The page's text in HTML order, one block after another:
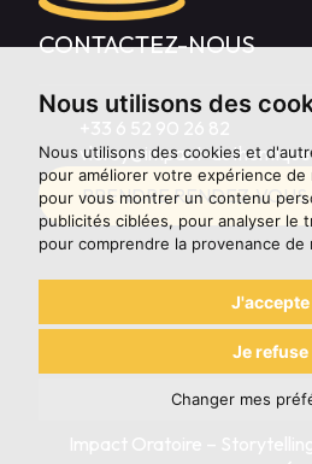
Nous utilisons des
Nous utilisons des cookies et
pour améliorer votre expérience
pour vous montrer un contenu
publicités ciblées, pour analyser le
pour comprendre la provenance de
J'accepte
Je refuse
Changer mes
CONTACTEZ-NOUS
vleroy@impact-
PRENDRE RENDEZ-VOUS